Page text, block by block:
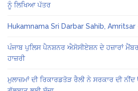
ਨੂੰ ਲਿਖਿਆ ਪੱਤਰ
Hukamnama Sri Darbar Sahib, Amritsar
ਪੰਜਾਬ ਪੁਲਿਸ ਪੈਨਸ਼ਨਰ ਐਸੋਸੀਏਸ਼ਨ ਦੇ ਹਜ਼ਾਰਾਂ
ਹਾਜ਼ਰੀ
ਮੁਲਾਜ਼ਮਾਂ ਦੀ ਰਿਕਾਰਡਤੋੜ ਰੈਲੀ ਨੇ ਸਰਕਾਰ ਦੀ